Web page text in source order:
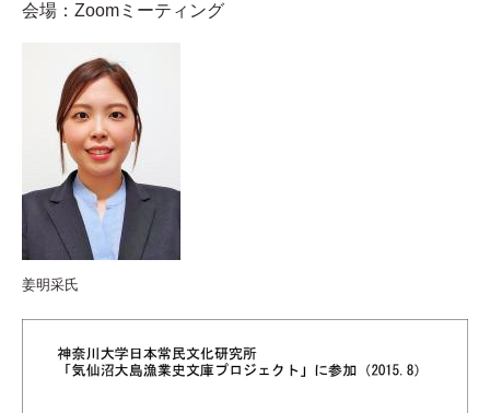
会場：Zoomミーティング
姜明采氏